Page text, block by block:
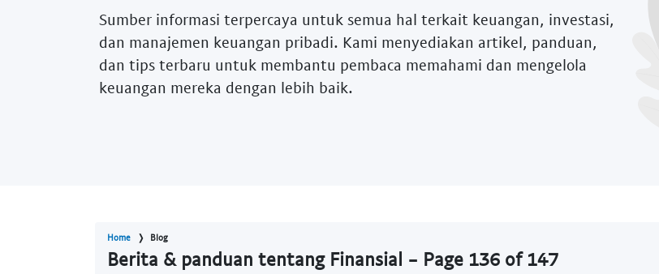
Sumber informasi terpercaya untuk semua hal terkait keuangan, investasi,
dan manajemen keuangan pribadi. Kami menyediakan artikel, panduan,
dan tips terbaru untuk membantu pembaca memahami dan mengelola
keuangan mereka dengan lebih baik.
Home Blog
Berita & panduan tentang Finansial - Page 136 of 147